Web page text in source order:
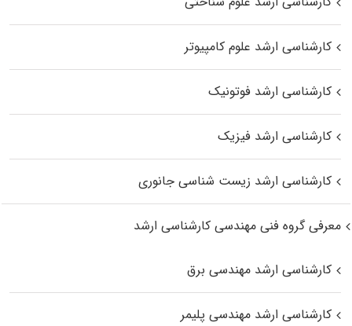
کارشناسی ارشد علوم کامپیوتر
کارشناسی ارشد فوتونیک
کارشناسی ارشد فیزیک
کارشناسی ارشد زیست‌ شناسی جانوری
معرفی گروه فنی مهندسی کارشناسی ارشد
کارشناسی ارشد مهندسی برق
کارشناسی ارشد مهندسی پلیمر